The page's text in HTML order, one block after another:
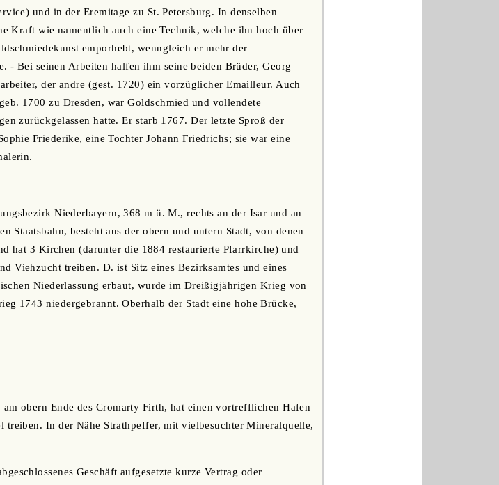
und in der Eremitage zu St. Petersburg. In denselben
Kraft wie namentlich auch eine Technik, welche ihn hoch über
emporhebt, wenngleich er mehr der
- Bei seinen Arbeiten halfen ihm seine beiden Brüder, Georg
der andre (gest. 1720) ein vorzüglicher Emailleur. Auch
1700 zu Dresden, war Goldschmied und vollendete
zurückgelassen hatte. Er starb 1767. Der letzte Sproß der
Friederike, eine Tochter Johann Friedrichs; sie war eine
Niederbayern, 368 m ü. M., rechts an der Isar und an
Staatsbahn, besteht aus der obern und untern Stadt, von denen
hat 3 Kirchen (darunter die 1884 restaurierte Pfarrkirche) und
Viehzucht treiben. D. ist Sitz eines Bezirksamtes und eines
Niederlassung erbaut, wurde im Dreißigjährigen Krieg von
1743 niedergebrannt. Oberhalb der Stadt eine hohe Brücke,
obern Ende des Cromarty Firth, hat einen vortrefflichen Hafen
In der Nähe Strathpeffer, mit vielbesuchter Mineralquelle,
Geschäft aufgesetzte kurze Vertrag oder